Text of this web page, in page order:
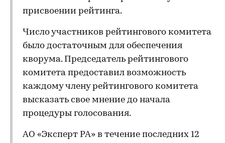
присвоении рейтинга.
Число участников рейтингового комитета
было достаточным для обеспечения
кворума. Председатель рейтингового
комитета предоставил возможность
каждому члену рейтингового комитета
высказать свое мнение до начала
процедуры голосования.
АО «Эксперт РА» в течение последних 12